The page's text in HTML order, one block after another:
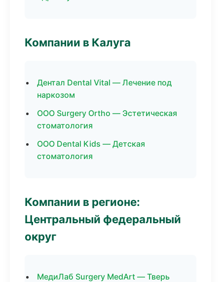
Компании в Калуга
Дентал Dental Vital — Лечение под
наркозом
ООО Surgery Ortho — Эстетическая
стоматология
ООО Dental Kids — Детская
стоматология
Компании в регионе:
Центральный федеральный
округ
МедиЛаб Surgery MedArt — Тверь